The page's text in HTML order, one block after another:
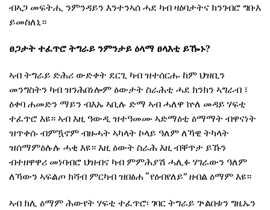
ብኣጋ መፍትሒ ንምንዳይን እንተንኣሰ ሓደ ካብ ዛዕባታትና ክንገብሮ ግቡእ
ይመስለኒ።
ፀጋታትተፈጥሮትግራይንምንታይ ዕላማ ፀላእቲ ይዀኑ?
ኣብ ትግራይ ድሕሪ ውድቀት ደርጊ ካብ ዝተሰርሑ ከም ህዝቢን
መንግስትን ካብ ዝንሕበነሎም ዕውታት ስራሕቲ ሓደ ክንክን ኣግራብ ፣
ዕቀባ ሐመድን ማይን ብእኡ ኣቢሉ ድማ ኣብ ሓለዋ ኵለ መዳይ ሃፍቲ
ተፈጥሮ እዩ። ኣብ እዚ ዓውዲ ዝተዓመሙ ኣድማዕቲ ዕማማት ብዋናነት
ዝጥቀሱ ብምዃኖም ብዙሓት ኣካላት ኮላይ ዓለም ለኻዊ ትካላት
ዝሰማምዕሉሉ ሓቂ እዩ። እዚ ዕውት ስራሕ እዚ ብቐጥታ ይኹን
ብተዘዋዋሪ መነባብሮ ህዝብና ካብ ምምሕያሽ ሓሊፉ ሃገራውን ዓለም
ለኻውን ኣፍልጦ ክሻብ ምርካብ ዝበፅሐ “የዕብየለይ” ዘብል ዕማም እዩ።
ኣብ ክሊ ዕማም ሕውየት ሃፍቲ ተፈጥሮ፡ ገባር ትግራይ ጕልበቱን ግዜኡን